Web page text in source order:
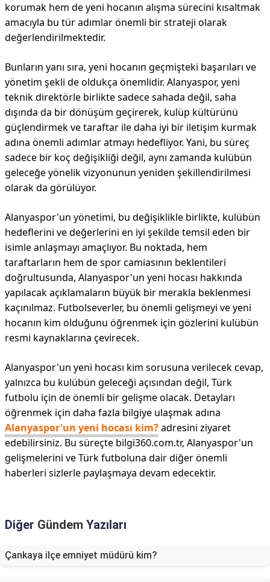
korumak hem de yeni hocanın alışma sürecini kısaltmak
amacıyla bu tür adımlar önemli bir strateji olarak
değerlendirilmektedir.
Bunların yanı sıra, yeni hocanın geçmişteki başarıları ve
yönetim şekli de oldukça önemlidir. Alanyaspor, yeni
teknik direktörle birlikte sadece sahada değil, saha
dışında da bir dönüşüm geçirerek, kulüp kültürünü
güçlendirmek ve taraftar ile daha iyi bir iletişim kurmak
adına önemli adımlar atmayı hedefliyor. Yani, bu süreç
sadece bir koç değişikliği değil, aynı zamanda kulübün
geleceğe yönelik vizyonunun yeniden şekillendirilmesi
olarak da görülüyor.
Alanyaspor'un yönetimi, bu değişiklikle birlikte, kulübün
hedeflerini ve değerlerini en iyi şekilde temsil eden bir
isimle anlaşmayı amaçlıyor. Bu noktada, hem
taraftarların hem de spor camiasının beklentileri
doğrultusunda, Alanyaspor'un yeni hocası hakkında
yapılacak açıklamaların büyük bir merakla beklenmesi
kaçınılmaz. Futbolseverler, bu önemli gelişmeyi ve yeni
hocanın kim olduğunu öğrenmek için gözlerini kulübün
resmi kaynaklarına çevirecek.
Alanyaspor'un yeni hocası kim sorusuna verilecek cevap,
yalnızca bu kulübün geleceği açısından değil, Türk
futbolu için de önemli bir gelişme olacak. Detayları
öğrenmek için daha fazla bilgiye ulaşmak adına
Alanyaspor'un yeni hocası kim?adresini ziyaret
edebilirsiniz. Bu süreçte bilgi360.com.tr, Alanyaspor'un
gelişmelerini ve Türk futboluna dair diğer önemli
haberleri sizlerle paylaşmaya devam edecektir.
Diğer Gündem Yazıları
Çankaya ilçe emniyet müdürü kim?